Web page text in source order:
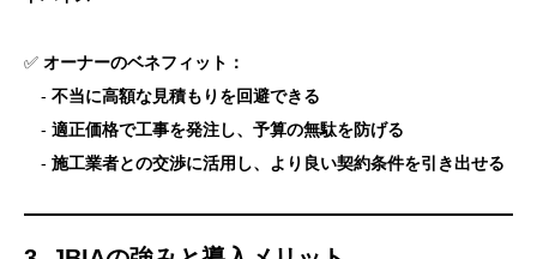
✅ オーナーのベネフィット：
- 不当に高額な見積もりを回避できる
- 適正価格で工事を発注し、予算の無駄を防げる
- 施工業者との交渉に活用し、より良い契約条件を引き出せる